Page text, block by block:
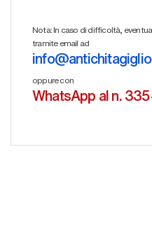
Nota: In caso di difficoltà,
tramite email ad
oppure con
WhatsApp al n.